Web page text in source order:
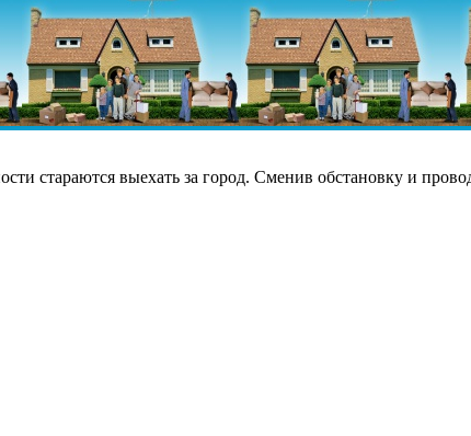
стараются выехать за город. Сменив обстановку и